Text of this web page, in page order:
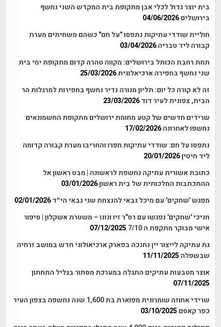
בית יוצר גדול לכלי אבן מתקופת בית המקדש השני נחשף
בירושלים 04/06/2026
חוליית שודדי עתיקות נתפסו "על חם" כשהם משחיתים מערת
קבורה ליד טבריה 03/04/2026
תחת רחבת הכותל בירושלים: מקווה טהרה קדום מתקופת ימי בית
שני נחשף בחפירה ארכיאלוגית25/03/2026
זה לא קורה כל יום: תליון מנורה נדיר נחשף בחפירות למרגלות הר
הבית, צפונית לעיר דוד 23/03/2026
שרידים חדשים של קטע מחומת ירושלים מתקופת החשמונאים
נחשפו לאחרונה 17/02/2026
נתפסו על חם: שודדי עתיקות חפרו והחריבו מערת קבורה קדומה
ליד חיטין20/01/2026
כתובת אשורית עתיקה נחשפת לראשונה | מבט ראשון אל
ההתכתבות המלכותית של בית ראשון03/01/2026
מפגש 'שחקים' עם מיכל גבאי להנצחת שני גבאי הי״ד 02/01/2026
חניכי 'שחקים' נפגשו עם רס"ר זיו ונונו – משטרת אשקלון | סיפור
אישי מבוקר מתקפת ה 7/10
07/12/2025
גת עתיקה לייצור יין נחנכה בפארק ארכיאולוגי חדש במושב זרחיה
שבשפלה 11/11/2025
אוצר מטבעות עתיקים התגלה במערכת מסתור בגליל התחתון
07/11/2025
שרידי אחוזה שומרונית מפוארת בת 1,600 שנה נחשפה בצפון העיר
כפר קאסם 03/10/2025